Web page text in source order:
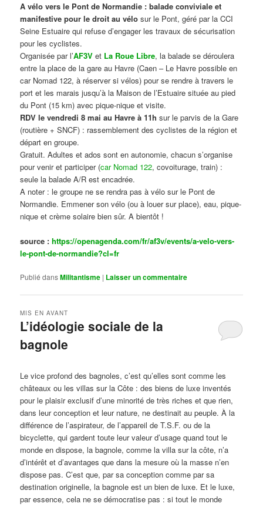
A vélo vers le Pont de Normandie : balade conviviale et
manifestive pour le droit au vélo sur le Pont, géré par la CCI
Seine Estuaire qui refuse d’engager les travaux de sécurisation
pour les cyclistes.
Organisée par l’AF3V et La Roue Libre, la balade se déroulera
entre la place de la gare au Havre (Caen – Le Havre possible en
car Nomad 122, à réserver si vélos) pour se rendre à travers le
port et les marais jusqu’à la Maison de l’Estuaire située au pied
du Pont (15 km) avec pique-nique et visite.
RDV le vendredi 8 mai au Havre à 11h sur le parvis de la Gare
(routière + SNCF) : rassemblement des cyclistes de la région et
départ en groupe.
Gratuit. Adultes et ados sont en autonomie, chacun s’organise
pour venir et participer (car Nomad 122, covoiturage, train) :
seule la balade A/R est encadrée.
A noter : le groupe ne se rendra pas à vélo sur le Pont de
Normandie. Emmener son vélo (ou à louer sur place), eau, pique-
nique et crème solaire bien sûr. A bientôt !
source :https://openagenda.com/fr/af3v/events/a-velo-vers-
le-pont-de-normandie?cl=fr
Publié dansMilitantisme | Laisser un commentaire
L’idéologie sociale de la
bagnole
MIS EN AVANT
Le vice profond des bagnoles, c’est qu’elles sont comme les
châteaux ou les villas sur la Côte : des biens de luxe inventés
pour le plaisir exclusif d’une minorité de très riches et que rien,
dans leur conception et leur nature, ne destinait au peuple. À la
différence de l’aspirateur, de l’appareil de T.S.F. ou de la
bicyclette, qui gardent toute leur valeur d’usage quand tout le
monde en dispose, la bagnole, comme la villa sur la côte, n’a
d’intérêt et d’avantages que dans la mesure où la masse n’en
dispose pas. C’est que, par sa conception comme par sa
destination originelle, la bagnole est un bien de luxe. Et le luxe,
par essence, cela ne se démocratise pas : si tout le monde